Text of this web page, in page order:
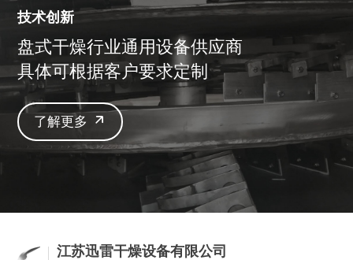
技术创新
盘式干燥行业通用设备供应商
具体可根据客户要求定制
了解更多
江苏迅雷干燥设备有限公司